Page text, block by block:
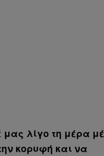
λίγο τη μέρα
κορυφή και να